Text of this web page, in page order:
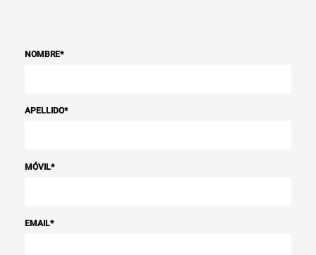
NOMBRE*
APELLIDO*
MÓVIL*
EMAIL*